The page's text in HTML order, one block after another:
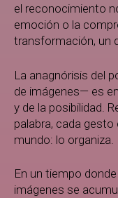
el reconocimiento
emoción o la
transformación, un
La anagnórisis del
de imágenes— es
y de la posibilidad.
palabra, cada
mundo: lo organiza.
En un tiempo
imágenes se